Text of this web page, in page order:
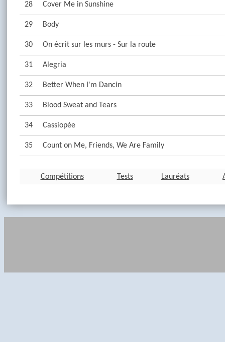
28 Cover Me in Sunshine
29 Body
30 On écrit sur les murs - Sur la route
31 Alegria
32 Better When I'm Dancin
33 Blood Sweat and Tears
34 Cassiopée
35 Count on Me, Friends, We Are Family
Compétitions Tests Lauréats